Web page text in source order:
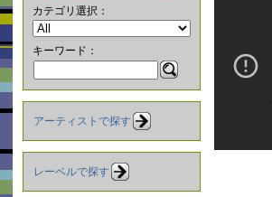
カテゴリ選択：
キーワード：
アーティストで探す
レーベルで探す